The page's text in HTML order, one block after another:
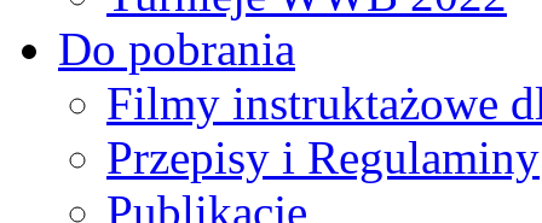
Do pobrania
Filmy instruktażowe
Przepisy i Regulaminy
Publikacje